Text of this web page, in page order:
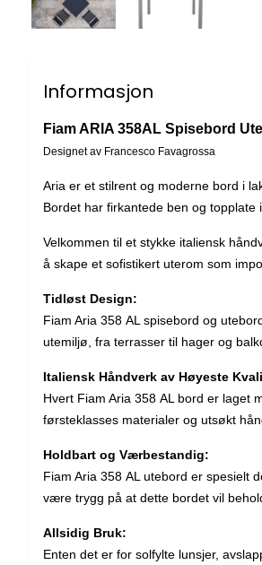
Informasjon
Fiam ARIA 358AL Spisebord
Designet av Francesco Favagrossa
Aria er et stilrent og moderne bord i
Bordet har firkantede ben og topplate
Velkommen til et stykke italiensk
å skape et sofistikert uterom som
Tidløst Design:
Fiam Aria 358 AL spisebord og
utemiljø, fra terrasser til hager og
Italiensk Håndverk av Høyeste
Hvert Fiam Aria 358 AL bord er laget
førsteklasses materialer og utsøkt
Holdbart og Værbestandig:
Fiam Aria 358 AL utebord er spesielt
være trygg på at dette bordet vil
Allsidig Bruk:
Enten det er for solfylte lunsjer,